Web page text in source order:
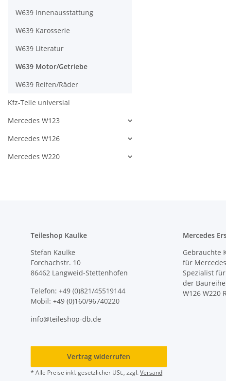
W639 Innenausstattung
W639 Karosserie
W639 Literatur
W639 Motor/Getriebe
W639 Reifen/Räder
Kfz-Teile universial
Mercedes W123
Mercedes W126
Mercedes W220
Teileshop Kaulke
Stefan Kaulke
Forchachstr. 10
86462 Langweid-Stettenhofen
Telefon: +49 (0)821/45519144
Mobil: +49 (0)160/96740220
info@teileshop-db.de
Mercedes
Gebrauchte
für
Spezialist
der
W126 W220
Vertrag widerrufen
* Alle Preise inkl. gesetzlicher USt., zzgl.Versand